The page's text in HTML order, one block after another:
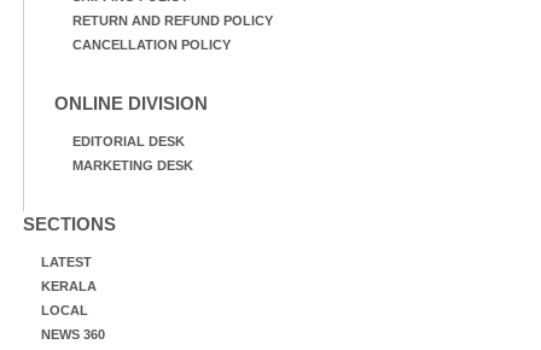
RETURN AND REFUND POLICY
CANCELLATION POLICY
ONLINE DIVISION
EDITORIAL DESK
MARKETING DESK
SECTIONS
LATEST
KERALA
LOCAL
NEWS 360